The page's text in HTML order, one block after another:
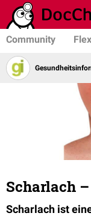
Community
Scharlach
Scharlach ist